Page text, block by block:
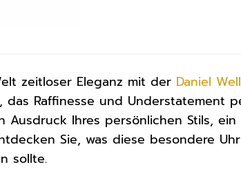
zeitloser Eleganz mit der Daniel
das Raffinesse und Understatement
Ausdruck Ihres persönlichen Stils,
Sie, was diese besondere
sollte.